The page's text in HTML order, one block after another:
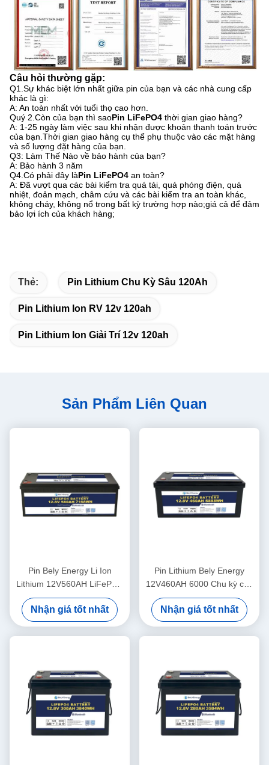
Câu hỏi thường gặp:
Q1.Sự khác biệt lớn nhất giữa pin của bạn và các nhà cung cấp
khác là gì:
A: An toàn nhất với tuổi thọ cao hơn.
Quý 2.Còn của bạn thì saoPin LiFePO4 thời gian giao hàng?
A: 1-25 ngày làm việc sau khi nhận được khoản thanh toán trước
của bạn.Thời gian giao hàng cụ thể phụ thuộc vào các mặt hàng
và số lượng đặt hàng của bạn.
Q3: Làm Thế Nào về bảo hành của bạn?
A: Bảo hành 3 năm
Q4.Có phải đây làPin LiFePO4 an toàn?
A: Đã vượt qua các bài kiểm tra quá tải, quá phóng điện, quá
nhiệt, đoản mạch, châm cứu và các bài kiểm tra an toàn khác,
không cháy, không nổ trong bất kỳ trường hợp nào;giá cả để đảm
bảo lợi ích của khách hàng;
Thẻ: Pin Lithium Chu Kỳ Sâu 120Ah
Pin Lithium Ion RV 12v 120ah
Pin Lithium Ion Giải Trí 12v 120ah
Sản Phẩm Liên Quan
Pin Bely Energy Li Ion
Lithium 12V560AH LiFePO4
Pin Lithium 24 Volt cho Xe
RV Dã Ngoại
Nhận giá tốt nhất
Pin Lithium Bely Energy
12V460AH 6000 Chu kỳ cho
Xe điện Biển, Động cơ Biển
Nhận giá tốt nhất